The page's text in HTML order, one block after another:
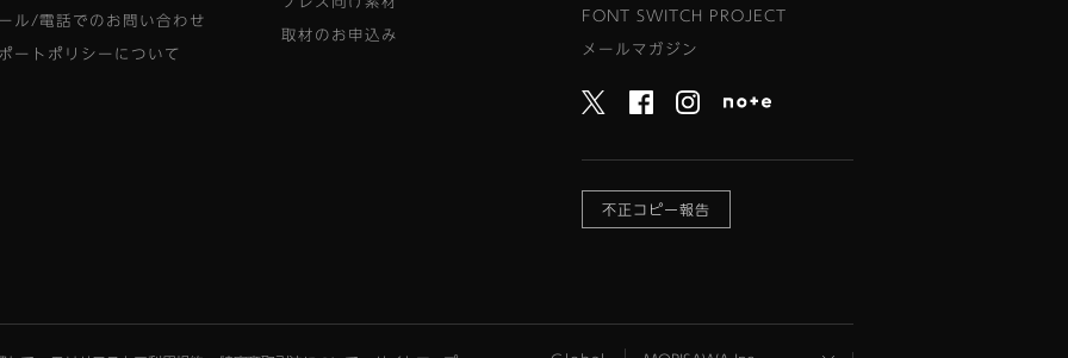
ル/電話でのお問い合わせ
ートポリシーについて
取材のお申込み
FONT SWITCH PROJECT
メールマガジン
不正コピー報告